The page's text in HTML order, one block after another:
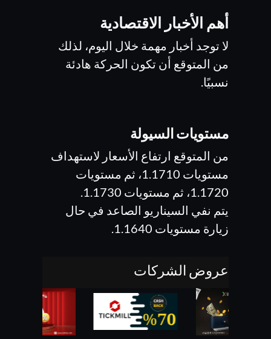
أهم الأخبار الاقتصادية
لا توجد أخبار مهمة خلال اليوم، لذلك
من المتوقع أن تكون الحركة هادئة
نسبيًا.
مستويات السيولة
من المتوقع ارتفاع الأسعار لاستهداف
مستويات 1.1710، ثم مستويات
1.1720، ثم مستويات 1.1730.
يتم نفي السيناريو الصاعد في حال
زيارة مستويات 1.1640.
عروض الشركات